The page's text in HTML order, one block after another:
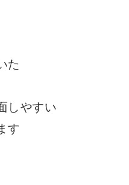
た
しやすい
す